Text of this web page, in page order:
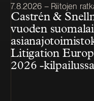
Julkaistu
7.8.2026 – Riitojen
Castrén &
vuoden
Litigation
2026 -kilpailussa